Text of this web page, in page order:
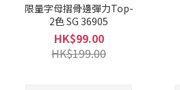
限量字母摺骨邊彈力Top-
2色 SG 36905
HK$99.00
HK$199.00